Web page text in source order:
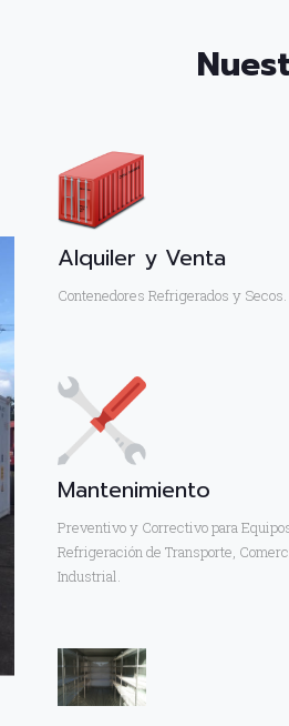
Alquiler y Venta
Contenedores Refrigerados y Secos.
Mantenimiento
Preventivo y Correctivo para
Refrigeración de Transporte,
Industrial.